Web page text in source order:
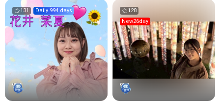
131 Daily 994 days
128
New26day